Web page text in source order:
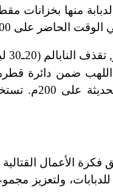
منها بخزانات
الثانية)، وقد
فكرة الأعمال
ولتعزيز